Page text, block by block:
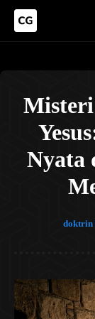
Nyata
doktrin